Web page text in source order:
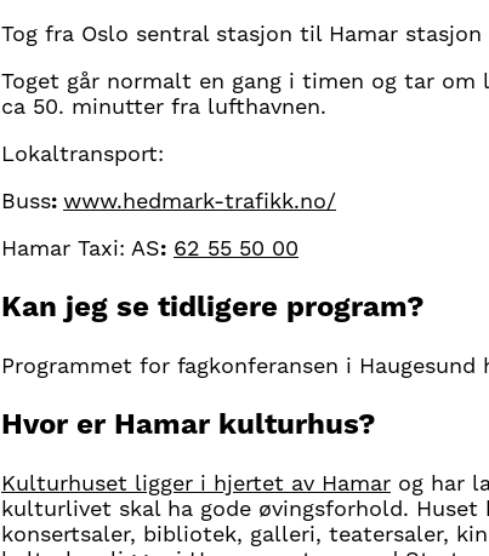
Tog fra Oslo sentral stasjon til Hamar stasjon
Toget går normalt en gang i timen og tar
ca 50. minutter fra lufthavnen.
Lokaltransport:
Buss: www.hedmark-trafikk.no/
Hamar Taxi: AS: 62 55 50 00
Kan jeg se tidligere program?
Programmet for fagkonferansen i
Hvor er Hamar kulturhus?
Kulturhuset ligger i hjertet av Hamar og har
kulturlivet skal ha gode øvingsforhold. Huset
konsertsaler, bibliotek, galleri, teatersaler,